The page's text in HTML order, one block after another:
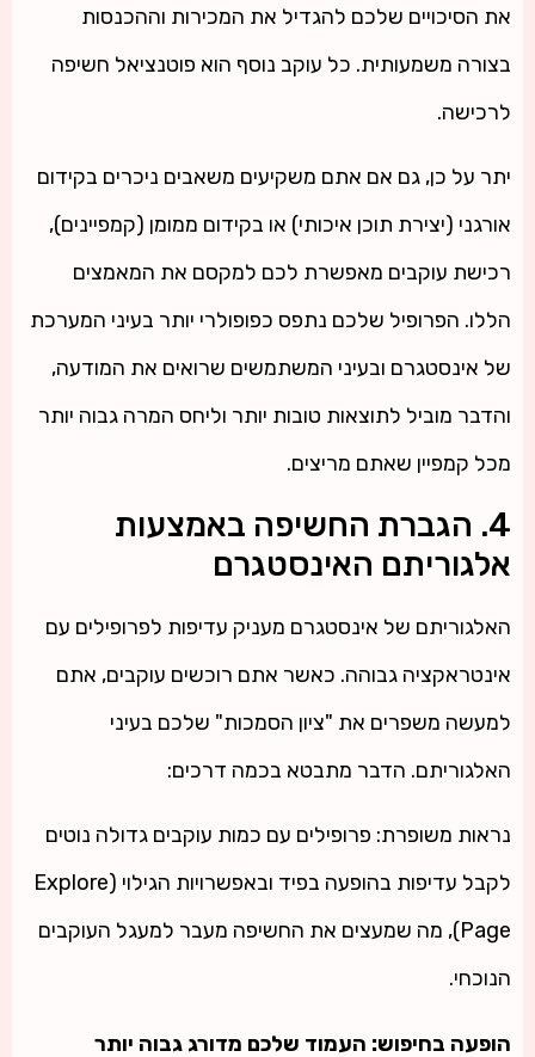
את הסיכויים שלכם להגדיל את המכירות וההכנסות
בצורה משמעותית. כל עוקב נוסף הוא פוטנציאל חשיפה
לרכישה.
יתר על כן, גם אם אתם משקיעים משאבים ניכרים בקידום
אורגני (יצירת תוכן איכותי) או בקידום ממומן (קמפיינים),
רכישת עוקבים מאפשרת לכם למקסם את המאמצים
הללו. הפרופיל שלכם נתפס כפופולרי יותר בעיני המערכת
של אינסטגרם ובעיני המשתמשים שרואים את המודעה,
והדבר מוביל לתוצאות טובות יותר וליחס המרה גבוה יותר
מכל קמפיין שאתם מריצים.
4. הגברת החשיפה באמצעות
אלגוריתם האינסטגרם
האלגוריתם של אינסטגרם מעניק עדיפות לפרופילים עם
אינטראקציה גבוהה. כאשר אתם רוכשים עוקבים, אתם
למעשה משפרים את "ציון הסמכות" שלכם בעיני
האלגוריתם. הדבר מתבטא בכמה דרכים:
נראות משופרת: פרופילים עם כמות עוקבים גדולה נוטים
לקבל עדיפות בהופעה בפיד ובאפשרויות הגילוי (Explore
Page), מה שמעצים את החשיפה מעבר למעגל העוקבים
הנוכחי.
הופעה בחיפוש: העמוד שלכם מדורג גבוה יותר